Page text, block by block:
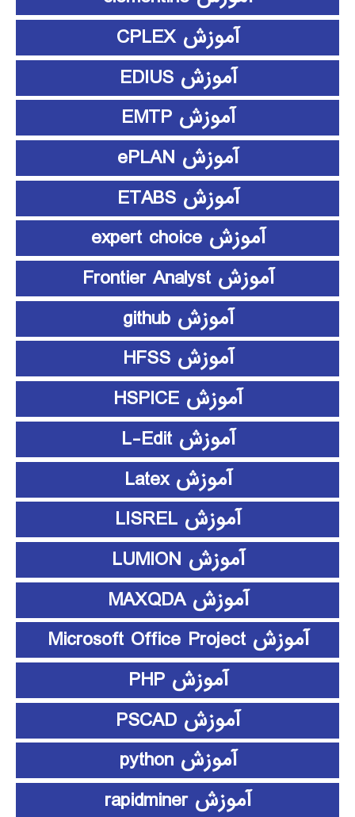
آموزش CPLEX
آموزش EDIUS
آموزش EMTP
آموزش ePLAN
آموزش ETABS
آموزش expert choice
آموزش Frontier Analyst
آموزش github
آموزش HFSS
آموزش HSPICE
آموزش L-Edit
آموزش Latex
آموزش LISREL
آموزش LUMION
آموزش MAXQDA
آموزش Microsoft Office Project
آموزش PHP
آموزش PSCAD
آموزش python
آموزش rapidminer